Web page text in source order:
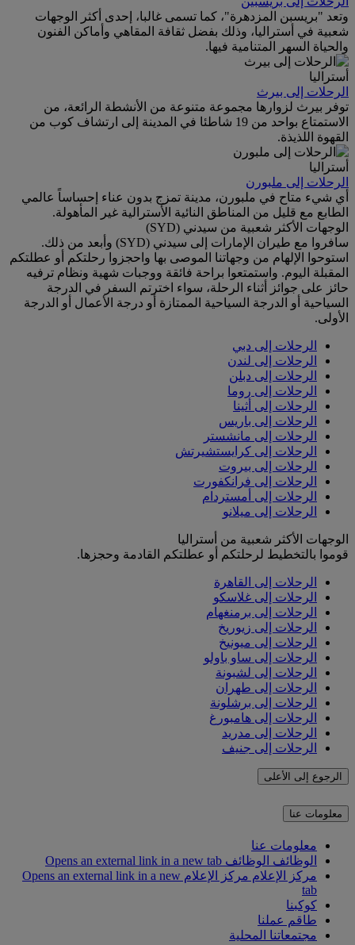
وتعد "بريسبن المزدهرة"، كما تسمى غالبا، إحدى أكثر الوجهات
شعبية في أستراليا، وذلك بفضل ثقافة المقاهي وأماكن الفنون
والحياة السهر المتنامية فيها.
أستراليا
الرحلات إلى بيرث
توفر بيرث لزوارها مجموعة متنوعة من الأنشطة الرائعة، من
الاستمتاع بواحد من 19 شاطئا في المدينة إلى ارتشاف كوب من
القهوة اللذيذة.
أستراليا
الرحلات إلى ملبورن
أي شيء متاح في ملبورن، مدينة تمزج بدون عناء إحساساً عالمي
الطابع مع قليل من المناطق النائية الأسترالية غير المأهولة.
الوجهات الأكثر شعبية من سيدني (SYD)
سافروا مع طيران الإمارات إلى سيدني (SYD) وأبعد من ذلك.
استوحوا الإلهام من وجهاتنا الموصى بها واحجزوا رحلتكم أو عطلتكم
المقبلة اليوم. واستمتعوا براحة فائقة ووجبات شهية ونظام ترفيه
حائز على جوائز أثناء الرحلة، سواء اخترتم السفر في الدرجة
السياحية أو الدرجة السياحية الممتازة أو درجة الأعمال أو الدرجة
الأولى.
الرحلات إلى دبي
الرحلات إلى لندن
الرحلات إلى دبلن
الرحلات إلى روما
الرحلات إلى أثينا
الرحلات إلى باريس
الرحلات إلى مانشستر
الرحلات إلى كرايستشيرتش
الرحلات إلى بيروت
الرحلات إلى فرانكفورت
الرحلات إلى أمستردام
الرحلات إلى ميلانو
الوجهات الأكثر شعبية من أستراليا
قوموا بالتخطيط لرحلتكم أو عطلتكم القادمة وحجزها.
الرحلات إلى القاهرة
الرحلات إلى غلاسكو
الرحلات إلى برمنغهام
الرحلات إلى زيوريخ
الرحلات إلى ميونيخ
الرحلات إلى ساو باولو
الرحلات إلى لشبونة
الرحلات إلى طهران
الرحلات إلى برشلونة
الرحلات إلى هامبورغ
الرحلات إلى مدريد
الرحلات إلى جنيف
الرجوع إلى الأعلى
معلومات عنا
معلومات عنا
الوظائف الوظائف Opens an external link in a new tab
مركز الإعلام
مركز الإعلام Opens an external link in a new
tab
كوكبنا
طاقم عملنا
مجتمعاتنا المحلية